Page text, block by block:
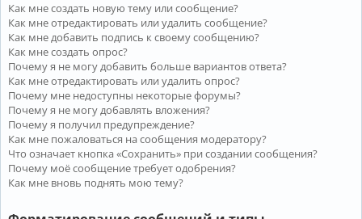
Как мне создать новую тему или сообщение?
Как мне отредактировать или удалить сообщение?
Как мне добавить подпись к своему сообщению?
Как мне создать опрос?
Почему я не могу добавить больше вариантов ответа?
Как мне отредактировать или удалить опрос?
Почему мне недоступны некоторые форумы?
Почему я не могу добавлять вложения?
Почему я получил предупреждение?
Как мне пожаловаться на сообщения модератору?
Что означает кнопка «Сохранить» при создании сообщения?
Почему моё сообщение требует одобрения?
Как мне вновь поднять мою тему?